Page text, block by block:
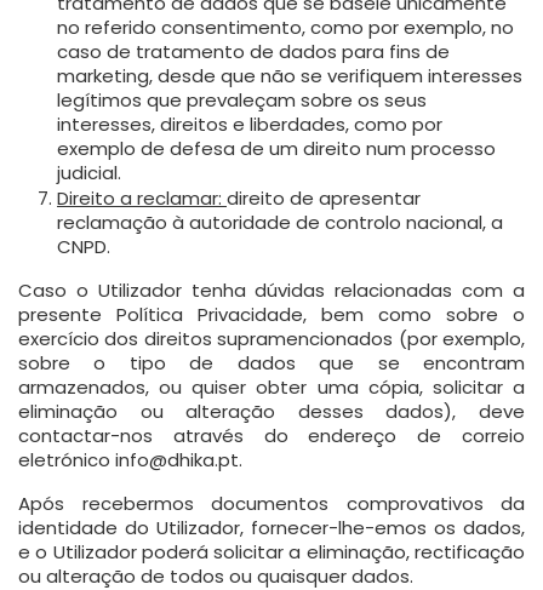
no referido consentimento, como por exemplo, no
caso de tratamento de dados para fins de
marketing, desde que não se verifiquem interesses
legítimos que prevaleçam sobre os seus
interesses, direitos e liberdades, como por
exemplo de defesa de um direito num processo
judicial.
Direito a reclamar: direito de apresentar
reclamação à autoridade de controlo nacional, a
CNPD.
Caso o Utilizador tenha dúvidas relacionadas com a
presente Política Privacidade, bem como sobre o
exercício dos direitos supramencionados (por exemplo,
sobre o tipo de dados que se encontram
armazenados, ou quiser obter uma cópia, solicitar a
eliminação ou alteração desses dados), deve
contactar-nos através do endereço de correio
eletrónico info@dhika.pt.
Após recebermos documentos comprovativos da
identidade do Utilizador, fornecer-lhe-emos os dados,
e o Utilizador poderá solicitar a eliminação, rectificação
ou alteração de todos ou quaisquer dados.